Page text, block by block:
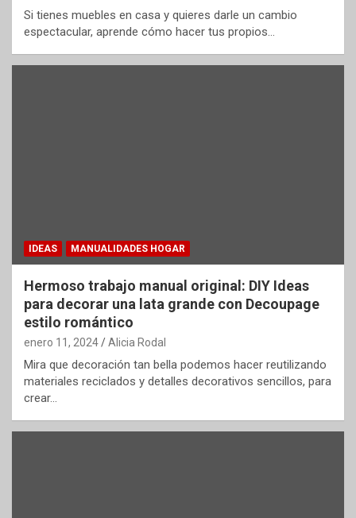
Si tienes muebles en casa y quieres darle un cambio
espectacular, aprende cómo hacer tus propios…
IDEAS MANUALIDADES HOGAR
Hermoso trabajo manual original: DIY Ideas
para decorar una lata grande con Decoupage
estilo romántico
enero 11, 2024 Alicia Rodal
Mira que decoración tan bella podemos hacer reutilizando
materiales reciclados y detalles decorativos sencillos, para
crear…